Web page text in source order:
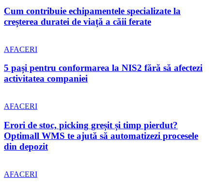
Cum contribuie echipamentele specializate la
creșterea duratei de viață a căii ferate
AFACERI
5 pași pentru conformarea la NIS2 fără să afectezi
activitatea companiei
AFACERI
Erori de stoc, picking greșit și timp pierdut?
Optimall WMS te ajută să automatizezi procesele
din depozit
AFACERI